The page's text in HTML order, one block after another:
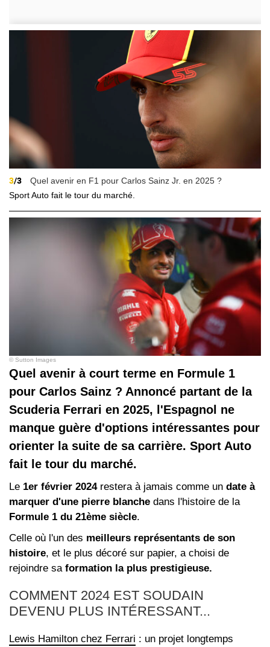
3/3
Quel avenir en F1 pour Carlos Sainz Jr. en 2025 ?
Sport Auto fait le tour du marché.
© Sutton Images
Quel avenir à court terme en Formule 1
pour Carlos Sainz ? Annoncé partant de la
Scuderia Ferrari en 2025, l'Espagnol ne
manque guère d'options intéressantes pour
orienter la suite de sa carrière. Sport Auto
fait le tour du marché.
Le 1er février 2024restera à jamais comme un date à
marquer d'une pierre blanche dans l'histoire de la
Formule 1 du 21ème siècle.
Celle où l'un des meilleurs représentants de son
histoire, et le plus décoré sur papier, a choisi de
rejoindre sa formation la plus prestigieuse.
COMMENT 2024 EST SOUDAIN
DEVENU PLUS INTÉRESSANT...
Lewis Hamilton chez Ferrari : un projet longtemps